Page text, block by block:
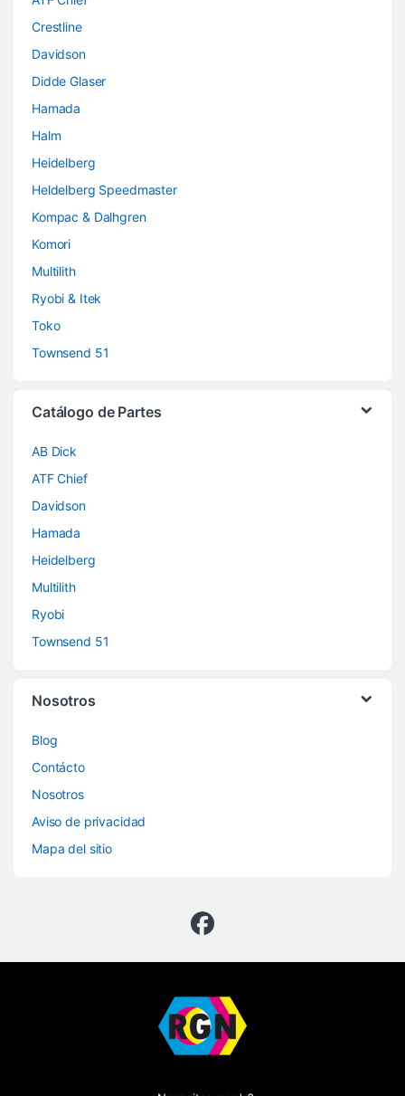
Crestline
Davidson
Didde Glaser
Hamada
Halm
Heidelberg
Heldelberg Speedmaster
Kompac & Dalhgren
Komori
Multilith
Ryobi & Itek
Toko
Townsend 51
Catálogo de Partes
AB Dick
ATF Chief
Davidson
Hamada
Heidelberg
Multilith
Ryobi
Townsend 51
Nosotros
Blog
Contácto
Nosotros
Aviso de privacidad
Mapa del sitio